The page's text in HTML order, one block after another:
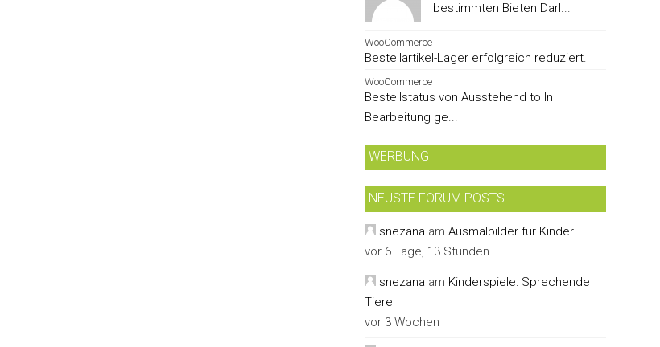
bestimmten Bieten Darl...
WooCommerce
Bestellartikel-Lager erfolgreich reduziert.
WooCommerce
Bestellstatus von Ausstehend to In
Bearbeitung ge...
WERBUNG
NEUSTE FORUM POSTS
snezana am Ausmalbilder für Kinder
vor 6 Tage, 13 Stunden
snezana am Kinderspiele: Sprechende
Tiere
vor 3 Wochen